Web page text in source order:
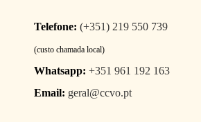
Telefone: (+351) 219 550 739
(custo chamada local)
Whatsapp: +351 961 192 163
Email: geral@ccvo.pt